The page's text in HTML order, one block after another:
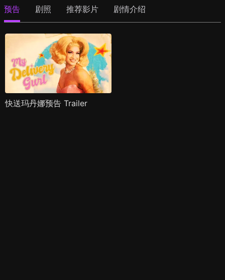
预告 剧照 推荐影片 剧情介绍
快送玛丹娜预告 Trailer